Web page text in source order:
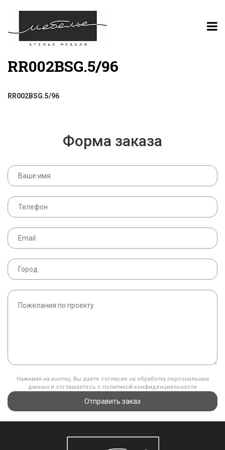
RR002BSG.5/96
RR002BSG.5/96
Форма заказа
Нажимая на кнопку, Вы даете согласие на обработку персональных
данных и соглашаетесь с политикой конфиденциальности
Отправить заказ